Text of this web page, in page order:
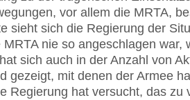
vor allem die MRTA,
sieht sich die Regierung der
nie so angeschlagen war,
sich auch in der Anzahl von
gezeigt, mit denen der Armee
Regierung hat versucht, das zu